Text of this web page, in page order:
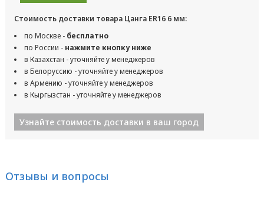
Стоимость доставки товара Цанга ER16 6 мм:
по Москве - бесплатно
по России - нажмите кнопку ниже
в Казахстан - уточняйте у менеджеров
в Белоруссию - уточняйте у менеджеров
в Армению - уточняйте у менеджеров
в Кыргызстан - уточняйте у менеджеров
Узнайте стоимость доставки в ваш город
Отзывы и вопросы